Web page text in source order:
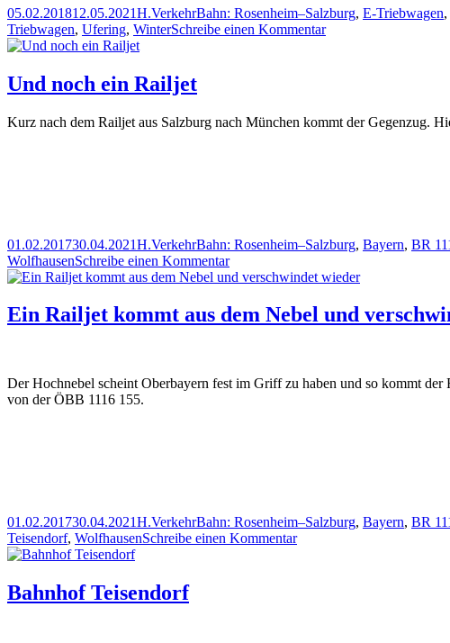
Veröffentlicht
am
05.02.201812.05.2021Autor
H.Kategorien
VerkehrSchlagwörter
Bahn: Rosenheim–Salzburg, E-Triebwagen,
Triebwagen, Ufering, WinterSchreibe einen Kommentarzu
die
Und noch ein Railjet
Kurz nach dem Railjet aus Salzburg nach München kommt der Gegenzug.
Veröffentlicht
am
01.02.201730.04.2021Autor
H.Kategorien
VerkehrSchlagwörter
Bahn: Rosenheim–Salzburg, Bayern, BR
WolfhausenSchreibe einen Kommentarzu
Und
ein
Railjet
Ein Railjet kommt aus dem Nebel und
Der Hochnebel scheint Oberbayern fest im Griff zu haben und so kommt
von der ÖBB 1116 155.
Veröffentlicht
am
01.02.201730.04.2021Autor
H.Kategorien
VerkehrSchlagwörter
Bahn: Rosenheim–Salzburg, Bayern, BR
Teisendorf, WolfhausenSchreibe einen Kommentarzu
Bahnhof Teisendorf